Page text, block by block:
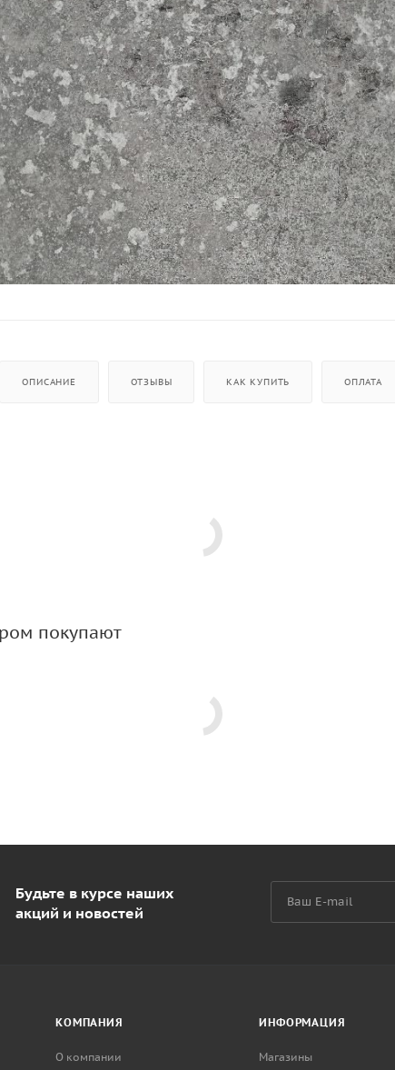
ОПИСАНИЕ ОТЗЫВЫ КАК КУПИТЬ ОПЛАТА
покупают
Будьте в курсе наших
акций и новостей
КОМПАНИЯ
О компании
ИНФОРМАЦИЯ
Магазины